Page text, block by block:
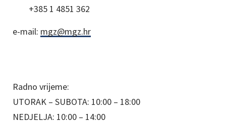
+385 1 4851 362
e-mail: mgz@mgz.hr
Radno vrijeme:
UTORAK – SUBOTA: 10:00 – 18:00
NEDJELJA: 10:00 – 14:00